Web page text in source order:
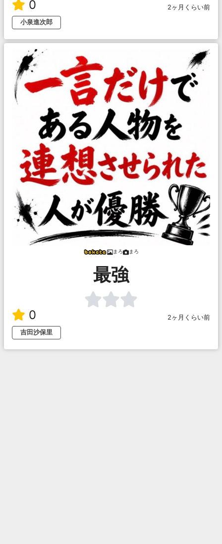
0
2ヶ月くらい前
小泉進次郎
まろ まろ
最強
0
2ヶ月くらい前
吉田沙保里